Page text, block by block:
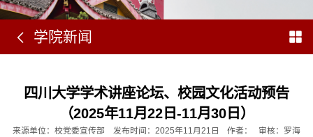
学院新闻
四川大学学术讲座论坛、校园文化活动预告
（2025年11月22日-11月30日）
来源单位：校党委宣传部 发布时间：2025年11月21日 作者：
审核：罗海